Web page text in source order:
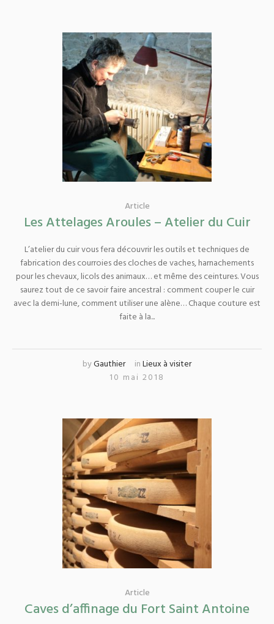
Article
Les Attelages Aroules – Atelier du Cuir
L’atelier du cuir vous fera découvrir les outils et techniques de
fabrication des courroies des cloches de vaches, harnachements
pour les chevaux, licols des animaux… et même des ceintures. Vous
saurez tout de ce savoir faire ancestral : comment couper le cuir
avec la demi-lune, comment utiliser une alène… Chaque couture est
faite à la...
byGauthier inLieux à visiter
10 mai 2018
Article
Caves d’affinage du Fort Saint Antoine